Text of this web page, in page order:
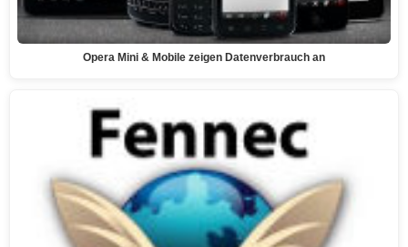
Opera Mini & Mobile zeigen Datenverbrauch an